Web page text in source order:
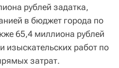
рублей задатка,
в бюджет города по
65,4 миллиона рублей
изыскательских работ по
затрат.